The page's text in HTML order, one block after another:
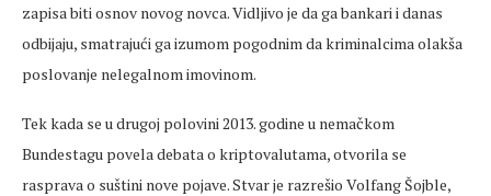
zapisa biti osnov novog novca. Vidljivo je da ga bankari i danas
odbijaju, smatrajući ga izumom pogodnim da kriminalcima olakša
poslovanje nelegalnom imovinom.
Tek kada se u drugoj polovini 2013. godine u nemačkom
Bundestagu povela debata o kriptovalutama, otvorila se
rasprava o suštini nove pojave. Stvar je razrešio Volfang Šojble,